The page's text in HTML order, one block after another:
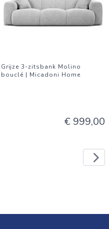
Grijze 3-zitsbank Molino
bouclé | Micadoni Home
€ 999,00